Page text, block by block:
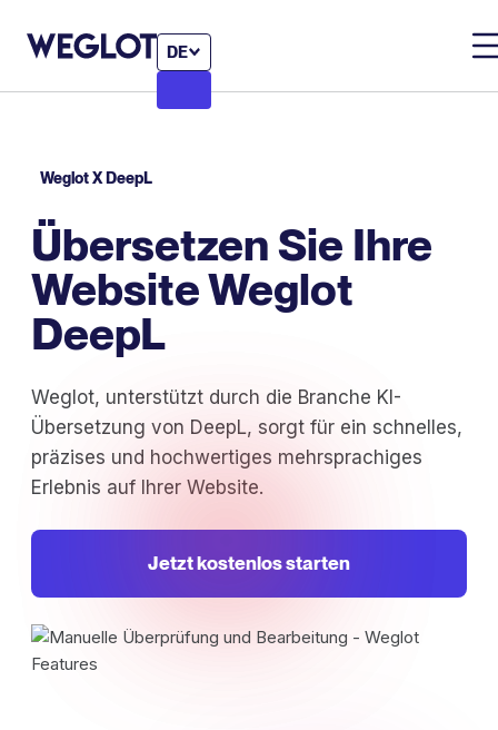
DE
Weglot X DeepL
Übersetzen Sie Ihre
Website Weglot
DeepL
Weglot, unterstützt durch die Branche KI-
Übersetzung von DeepL, sorgt für ein schnelles,
präzises und hochwertiges mehrsprachiges
Erlebnis auf Ihrer Website.
Jetzt kostenlos starten